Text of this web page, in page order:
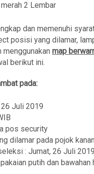
2 Lembar
dan memenuhi
posisi yang dilamar,
menggunakan map
berikut ini.
pada:
26 Juli 2019
pos security
dilamar pada pojok
: Jumat, 26 Juli
putih dan